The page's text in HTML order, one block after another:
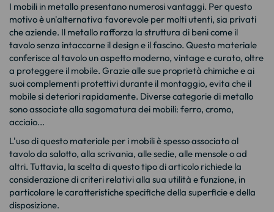
I mobili in metallo presentano numerosi vantaggi. Per questo
motivo è un'alternativa favorevole per molti utenti, sia privati
che aziende. Il metallo rafforza la struttura di beni come il
tavolo senza intaccarne il design e il fascino. Questo materiale
conferisce al tavolo un aspetto moderno, vintage e curato, oltre
a proteggere il mobile. Grazie alle sue proprietà chimiche e ai
suoi complementi protettivi durante il montaggio, evita che il
mobile si deteriori rapidamente. Diverse categorie di metallo
sono associate alla sagomatura dei mobili: ferro, cromo,
acciaio...
L'uso di questo materiale per i mobili è spesso associato al
tavolo da salotto, alla scrivania, alle sedie, alle mensole o ad
altri. Tuttavia, la scelta di questo tipo di articolo richiede la
considerazione di criteri relativi alla sua utilità e funzione, in
particolare le caratteristiche specifiche della superficie e della
disposizione.